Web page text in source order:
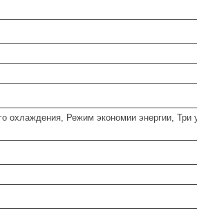
охлаждения, Режим экономии энергии, Три